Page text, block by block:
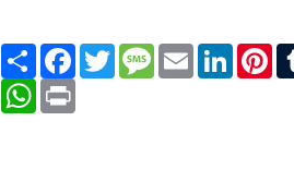
Paylaş FacebookTwitter Message Email LinkedIn
WhatsApp